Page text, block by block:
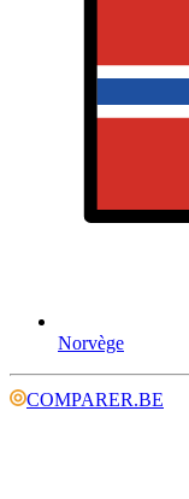
Norvège
COMPARER.BE